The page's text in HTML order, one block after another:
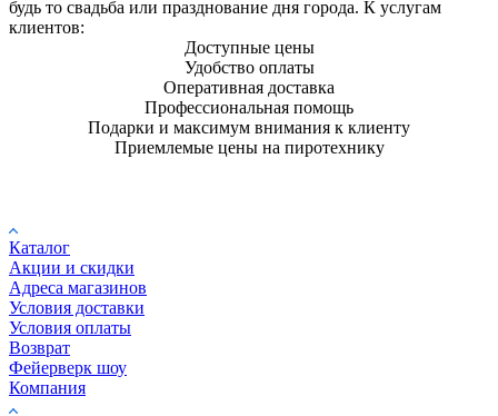
будь то свадьба или празднование дня города. К услугам
клиентов:
Доступные цены
Удобство оплаты
Оперативная доставка
Профессиональная помощь
Подарки и максимум внимания к клиенту
Приемлемые цены на пиротехнику
Каталог
Акции и скидки
Адреса магазинов
Условия доставки
Условия оплаты
Возврат
Фейерверк шоу
Компания